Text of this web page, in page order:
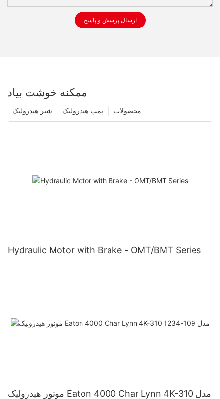
ارسال پرسش و پاسخ
ممکنه خوشت بیاد
محصولات پمپ هیدرولیک شیر هیدرولیک
Hydraulic Motor with Brake - OMT/BMT Series
موتور هیدرولیک Eaton 4000 Char Lynn 4K-310 مدل